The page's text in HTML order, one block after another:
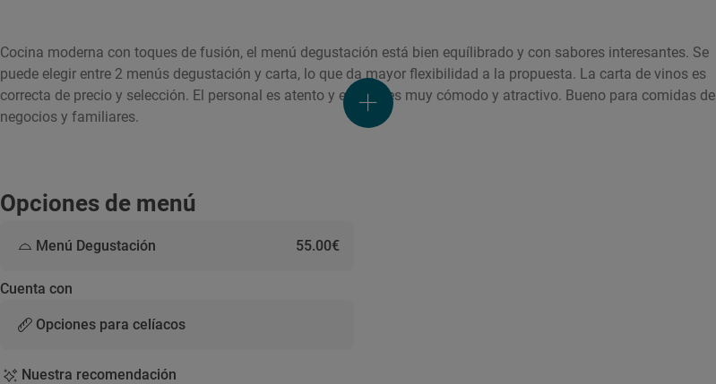
Cocina moderna con toques de fusión, el menú degustación está bien equílibrado y con sabores interesantes. Se
puede elegir entre 2 menús degustación y carta, lo que da mayor flexibilidad a la propuesta. La carta de vinos es
correcta de precio y selección. El personal es atento y el local es muy cómodo y atractivo. Bueno para comidas de
negocios y familiares.
Opciones de menú
Menú Degustación 55.00€
Cuenta con
Opciones para celíacos
Nuestra recomendación